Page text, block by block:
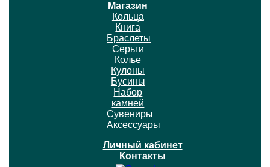
Магазин
Кольца
Книга
Браслеты
Серьги
Колье
Кулоны
Бусины
Набор
камней
Сувениры
Аксессуары
Личный кабинет
Контакты